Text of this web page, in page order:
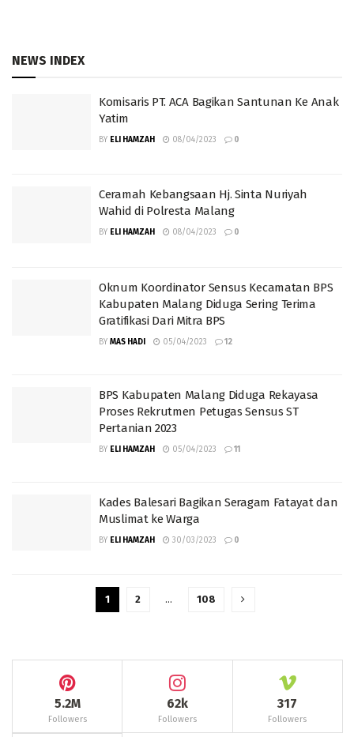
NEWS INDEX
Komisaris PT. ACA Bagikan Santunan Ke Anak
Yatim
BY ELI HAMZAH 08/04/2023 0
Ceramah Kebangsaan Hj. Sinta Nuriyah
Wahid di Polresta Malang
BY ELI HAMZAH 08/04/2023 0
Oknum Koordinator Sensus Kecamatan BPS
Kabupaten Malang Diduga Sering Terima
Gratifikasi Dari Mitra BPS
BY MAS HADI 05/04/2023 12
BPS Kabupaten Malang Diduga Rekayasa
Proses Rekrutmen Petugas Sensus ST
Pertanian 2023
BY ELI HAMZAH 05/04/2023 11
Kades Balesari Bagikan Seragam Fatayat dan
Muslimat ke Warga
BY ELI HAMZAH 30/03/2023 0
1 2 … 108
5.2M
Followers
62k
Followers
317
Followers